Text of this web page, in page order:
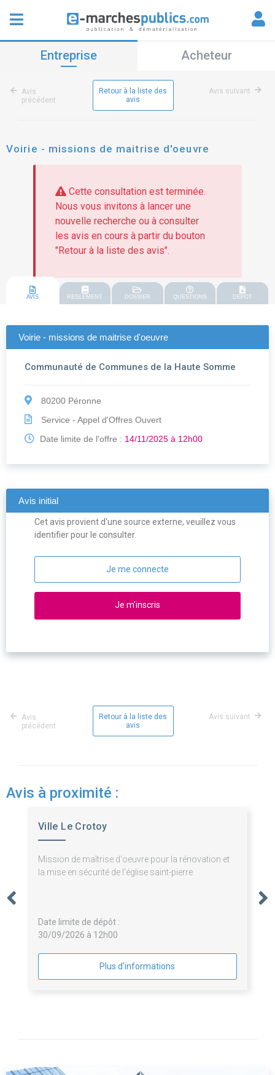
Entreprise Acheteur
Avis
précédent
Retour à la liste des
avis
Avis suivant
Voirie - missions de maitrise d'oeuvre
Cette consultation est terminée.
Nous vous invitons à lancer une
nouvelle recherche ou à consulter
les avis en cours à partir du bouton
"Retour à la liste des avis".
AVIS REGLEMENT DOSSIER QUESTIONS DEPOT
Voirie - missions de maitrise d'oeuvre
Communauté de Communes de la Haute Somme
80200 Péronne
Service - Appel d'Offres Ouvert
Date limite de l'offre : 14/11/2025 à 12h00
Avis initial
Cet avis provient d'une source externe, veuillez vous
identifier pour le consulter.
Je me connecte
Je m'inscris
Avis
précédent
Retour à la liste des
avis
Avis suivant
Avis à proximité :
Ville Le Crotoy
Mission de maîtrise d'oeuvre pour la rénovation et
la mise en sécurité de l'église saint-pierre
Date limite de dépôt :
30/09/2026 à 12h00
Plus d'informations